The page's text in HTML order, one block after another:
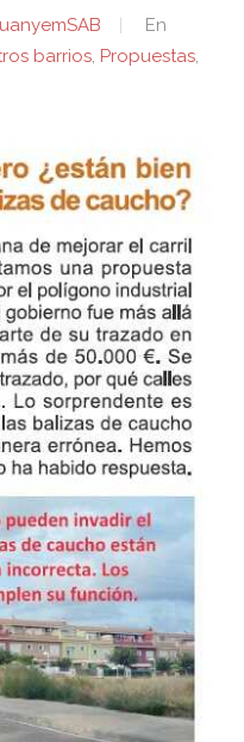
En
barrios, Propuestas,